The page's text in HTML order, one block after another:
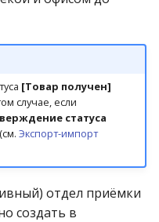
[Товар получен]
случае, если
статуса
(см. Экспорт-импорт
отдел приёмки
создать в